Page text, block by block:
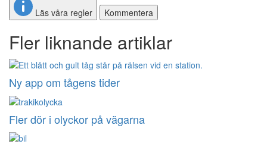
Läs våra regler Kommentera
Fler liknande artiklar
Ny app om tågens tider
Fler dör i olyckor på vägarna